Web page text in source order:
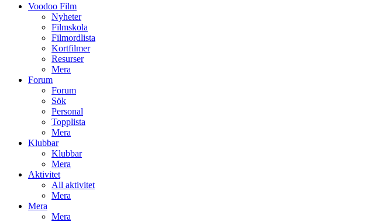
Voodoo Film
Nyheter
Filmskola
Filmordlista
Kortfilmer
Resurser
Mera
Forum
Forum
Sök
Personal
Topplista
Mera
Klubbar
Klubbar
Mera
Aktivitet
All aktivitet
Mera
Mera
Mera